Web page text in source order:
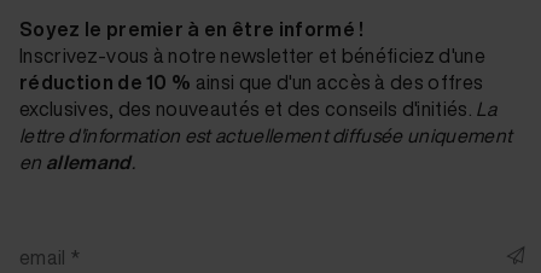
Soyez le premier à en être informé !
Inscrivez-vous à notre newsletter et bénéficiez d'une
réduction de 10 % ainsi que d'un accès à des offres
exclusives, des nouveautés et des conseils d'initiés. La
lettre d'information est actuellement diffusée uniquement
en allemand.
email *